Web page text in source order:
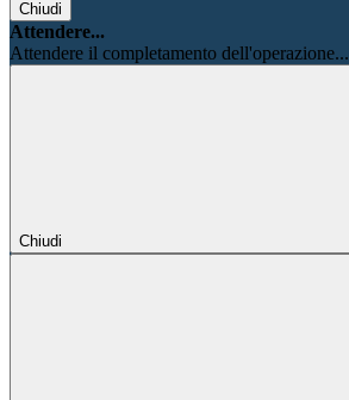
Chiudi
Attendere...
Attendere il completamento dell'operazione...
Chiudi